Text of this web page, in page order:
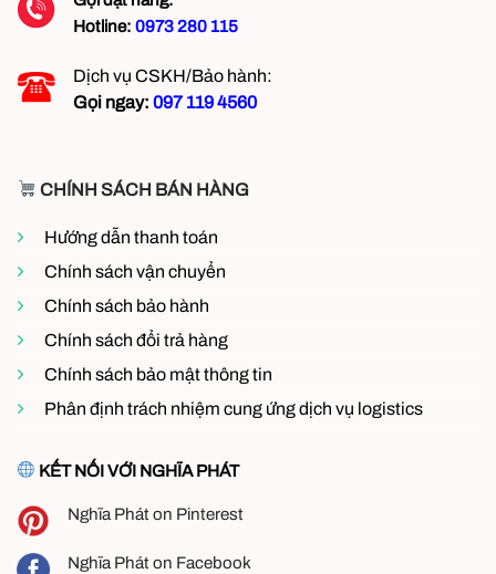
Lưu ý khi chọn quạt trần công nghiệp
Với khả năng làm mát hiệu quả, tiết kiệm năng
lượng và độ bền cao, quạt trần công nghiệp
và tăng năng suất lao động.
Ứng dụng Quạt trần công nghiệp HVLS
Quạt trần công nghiệp
nhiều trong các không gian nhà xưởng, sân vận
động thể dục thể thao, khu vui chơi giải trí…
Hotline: 0973 280 115
Dịch vụ CSKH/Bảo hành:
Gọi ngay: 097 119 4560
CHÍNH SÁCH BÁN HÀNG
Hướng dẫn thanh toán
Chính sách vận chuyển
Chính sách bảo hành
Chính sách đổi trả hàng
Chính sách bảo mật thông tin
Phân định trách nhiệm cung ứng dịch vụ logistics
KẾT NỐI VỚI NGHĨA PHÁT
Nghĩa Phát on Pinterest
Nghĩa Phát on Facebook